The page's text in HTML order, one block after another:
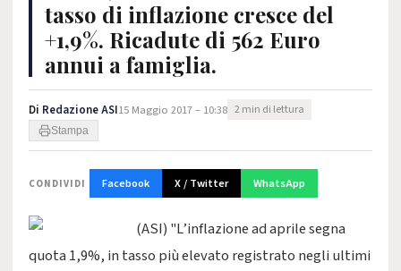
tasso di inflazione cresce del
+1,9%. Ricadute di 562 Euro
annui a famiglia.
Di Redazione ASI15 Maggio 2017 – 10:38 2 min di lettura
Stampa
CONDIVIDI Facebook X / Twitter WhatsApp
(ASI) "L’inflazione ad aprile segna
quota 1,9%, in tasso più elevato registrato negli ultimi